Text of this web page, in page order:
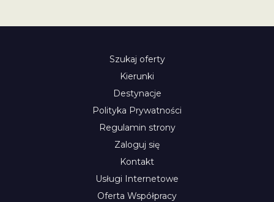
Szukaj oferty
Kierunki
Destynacje
Polityka Prywatności
Regulamin strony
Zaloguj się
Kontakt
Usługi Internetowe
Oferta Współpracy